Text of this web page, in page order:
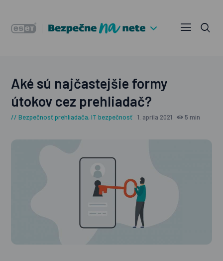
Aké sú najčastejšie formy
útokov cez prehliadač?
Bezpečnosť prehliadača,IT bezpečnosť 1. apríla 2021 5 min